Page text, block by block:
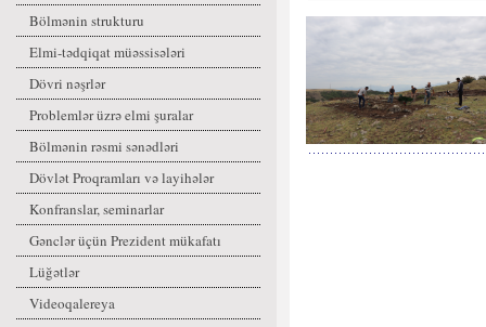
Bölmənin strukturu
Elmi-tədqiqat müəssisələri
Dövri nəşrlər
Problemlər üzrə elmi şuralar
Bölmənin rəsmi sənədləri
Dövlət Proqramları və layihələr
Konfranslar, seminarlar
Gənclər üçün Prezident mükafatı
Lüğətlər
Videoqalereya